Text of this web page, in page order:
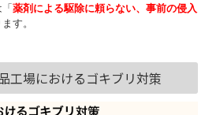
薬剤による駆除に頼らない、事前の侵入
す。
工場におけるゴキブリ対策